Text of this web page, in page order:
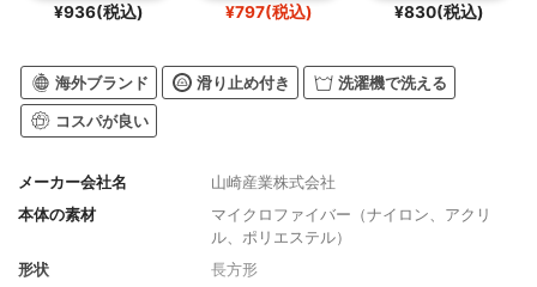
¥936(税込) ¥797(税込) ¥830(税込)
海外ブランド 滑り止め付き 洗濯機で洗える
コスパが良い
メーカー会社名
山崎産業株式会社
本体の素材
マイクロファイバー（ナイロン、アクリ
ル、ポリエステル）
形状
長方形